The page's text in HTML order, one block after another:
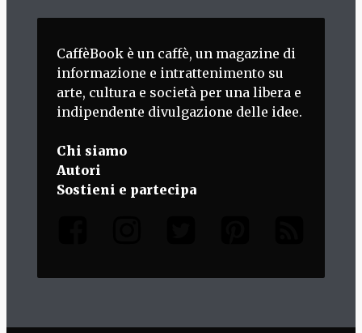
CaffèBook è un caffè, un magazine di
informazione e intrattenimento su
arte, cultura e società per una libera e
indipendente divulgazione delle idee.
Chi siamo
Autori
Sostieni e partecipa